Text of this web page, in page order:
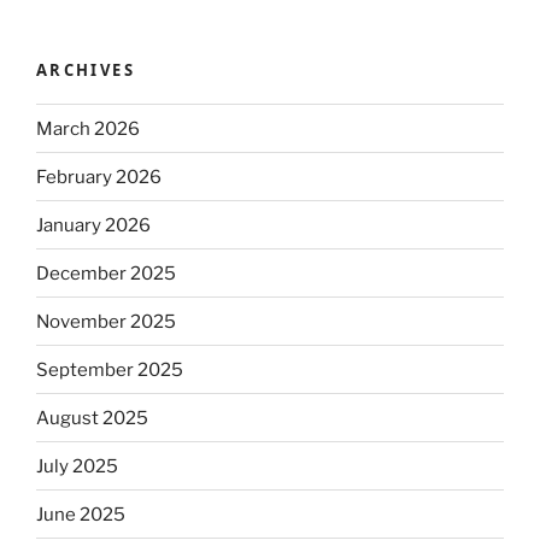
ARCHIVES
March 2026
February 2026
January 2026
December 2025
November 2025
September 2025
August 2025
July 2025
June 2025